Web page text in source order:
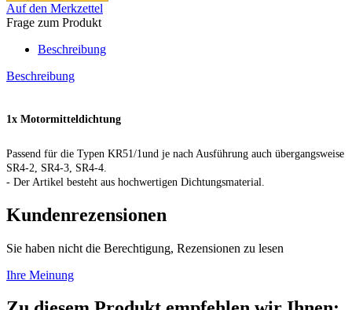
Auf den Merkzettel
Frage zum Produkt
Beschreibung
Beschreibung
1x Motormitteldichtung
Passend für die Typen KR51/1und je nach Ausführung auch übergangsweise
SR4-2, SR4-3, SR4-4.
- Der Artikel besteht aus hochwertigen Dichtungsmaterial.
Kundenrezensionen
Sie haben nicht die Berechtigung, Rezensionen zu lesen
Ihre Meinung